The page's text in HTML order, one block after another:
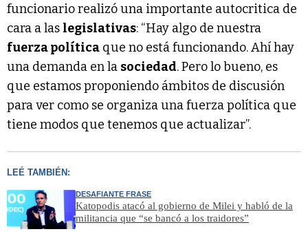
funcionario realizó una importante autocritica de
cara a las legislativas: “Hay algo de nuestra
fuerza política que no está funcionando. Ahí hay
una demanda en la sociedad. Pero lo bueno, es
que estamos proponiendo ámbitos de discusión
para ver como se organiza una fuerza política que
tiene modos que tenemos que actualizar”.
LEÉ TAMBIÉN:
DESAFIANTE FRASE
Katopodis atacó al gobierno de Milei y habló de la
militancia que “se bancó a los traidores”